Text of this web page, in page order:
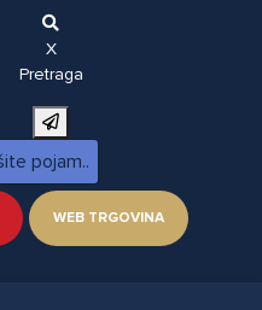
X
Pretraga
WEB TRGOVINA